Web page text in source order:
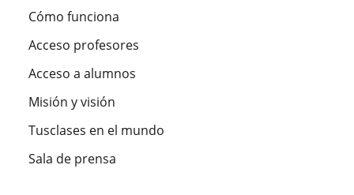
Cómo funciona
Acceso profesores
Acceso a alumnos
Misión y visión
Tusclases en el mundo
Sala de prensa